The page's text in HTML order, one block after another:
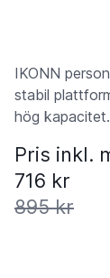
IKONN
stabil
hög
Pris inkl.
716 kr
895 kr